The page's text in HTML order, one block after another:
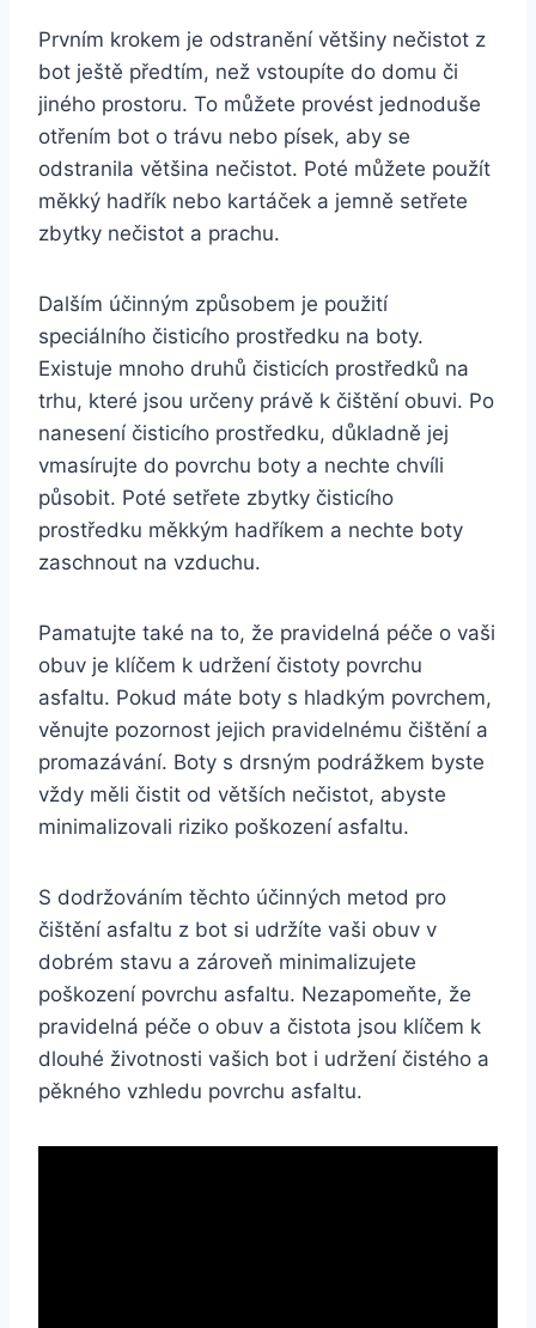
Prvním⁢ krokem je odstranění většiny nečistot ‌z
bot ještě předtím, než​ vstoupíte⁣ do domu či
jiného⁣ prostoru. ‌To můžete provést‍ jednoduše
otřením bot o ‌trávu nebo⁤ písek,⁤ aby se⁢
odstranila většina nečistot. Poté můžete použít
měkký hadřík nebo kartáček​ a jemně setřete
zbytky nečistot a​ prachu.
Dalším účinným způsobem je použití
speciálního čisticího ‌prostředku na boty.
⁣Existuje mnoho⁢ druhů čisticích prostředků na
trhu, které jsou ​určeny právě k‌ čištění obuvi.⁣ Po
nanesení ‌čisticího prostředku, důkladně jej
vmasírujte do povrchu boty a nechte ⁢chvíli‌
působit. Poté ​setřete zbytky ​čisticího
prostředku měkkým ‍hadříkem a nechte boty
zaschnout na vzduchu.
Pamatujte také na to, že pravidelná péče o vaši
obuv je klíčem k ⁤udržení čistoty povrchu
asfaltu. Pokud máte ⁣boty⁢ s hladkým⁣ povrchem,
věnujte pozornost jejich pravidelnému čištění a
promazávání. Boty s ​drsným⁣ podrážkem byste
vždy měli čistit od větších ⁢nečistot, abyste
minimalizovali riziko poškození asfaltu.
S dodržováním ⁢těchto účinných metod pro
čištění ‍asfaltu​ z bot si udržíte vaši obuv v
⁣dobrém stavu a zároveň⁢ minimalizujete
poškození povrchu ​asfaltu. Nezapomeňte, že
pravidelná​ péče ⁢o obuv a čistota jsou klíčem k
dlouhé životnosti⁤ vašich bot i ⁢udržení čistého a
pěkného vzhledu povrchu ‌asfaltu.